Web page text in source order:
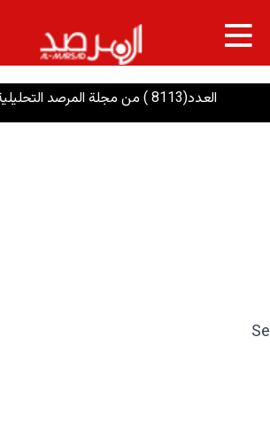
×
العدد(8113 ) من مجلة المرصد التحليلية والتوثيقية